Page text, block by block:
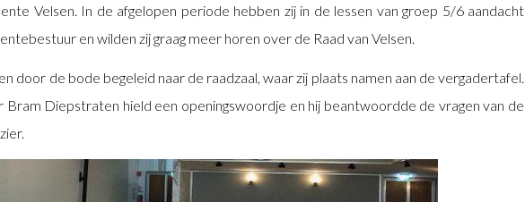
Velsen. In de afgelopen periode hebben zij in de lessen van groep 5/6 aandacht
en wilden zij graag meer horen over de Raad van Velsen.
door de bode begeleid naar de raadzaal, waar zij plaats namen aan de vergadertafel.
Bram Diepstraten hield een openingswoordje en hij beantwoordde de vragen van de